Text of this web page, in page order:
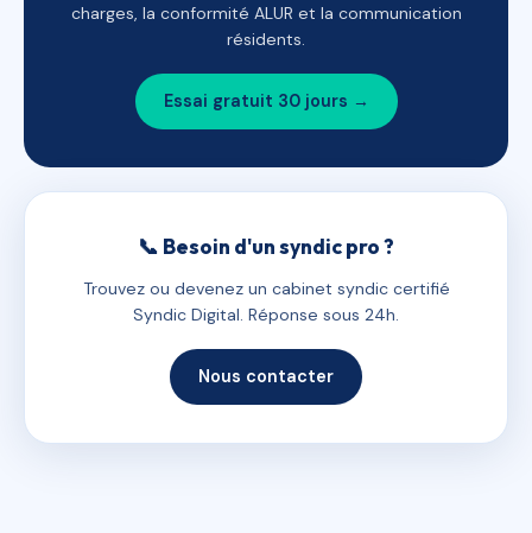
charges, la conformité ALUR et la communication
résidents.
Essai gratuit 30 jours →
📞 Besoin d'un syndic pro ?
Trouvez ou devenez un cabinet syndic certifié
Syndic Digital. Réponse sous 24h.
Nous contacter